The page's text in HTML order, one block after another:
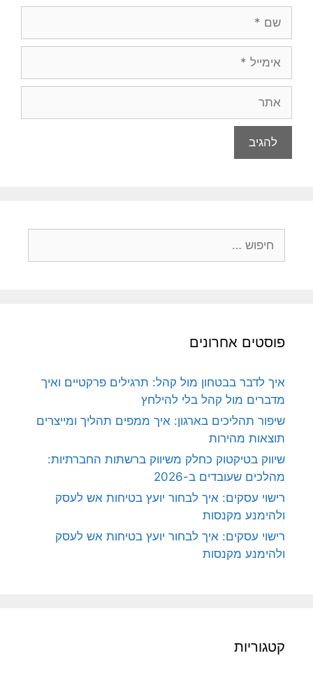
פוסטים אחרונים
איך לדבר בבטחון מול קהל: תרגילים פרקטיים ואיך
מדברים מול קהל בלי להילחץ
שיפור תהליכים בארגון: איך ממפים תהליך ומייצרים
תוצאות מהירות
שיווק בטיקטוק כחלק משיווק ברשתות החברתיות:
מהלכים שעובדים ב-2026
רישוי עסקים: איך לבחור יועץ בטיחות אש לעסק
ולהימנע מקנסות
רישוי עסקים: איך לבחור יועץ בטיחות אש לעסק
ולהימנע מקנסות
קטגוריות